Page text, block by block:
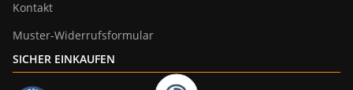
Kontakt
Muster-Widerrufsformular
SICHER EINKAUFEN